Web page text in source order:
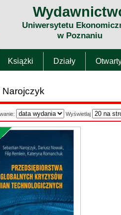
Uniwersytetu
w Poznaniu
Książki Działy
Wyświetlaj